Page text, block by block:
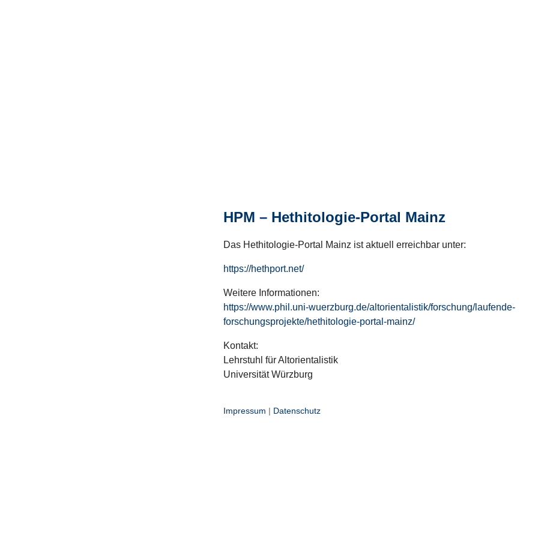
HPM – Hethitologie-Portal Mainz
Das Hethitologie-Portal Mainz ist aktuell erreichbar unter:
https://hethport.net/
Weitere Informationen:
https://www.phil.uni-wuerzburg.de/altorientalistik/forschung/laufende-
forschungsprojekte/hethitologie-portal-mainz/
Kontakt:
Lehrstuhl für Altorientalistik
Universität Würzburg
Impressum | Datenschutz